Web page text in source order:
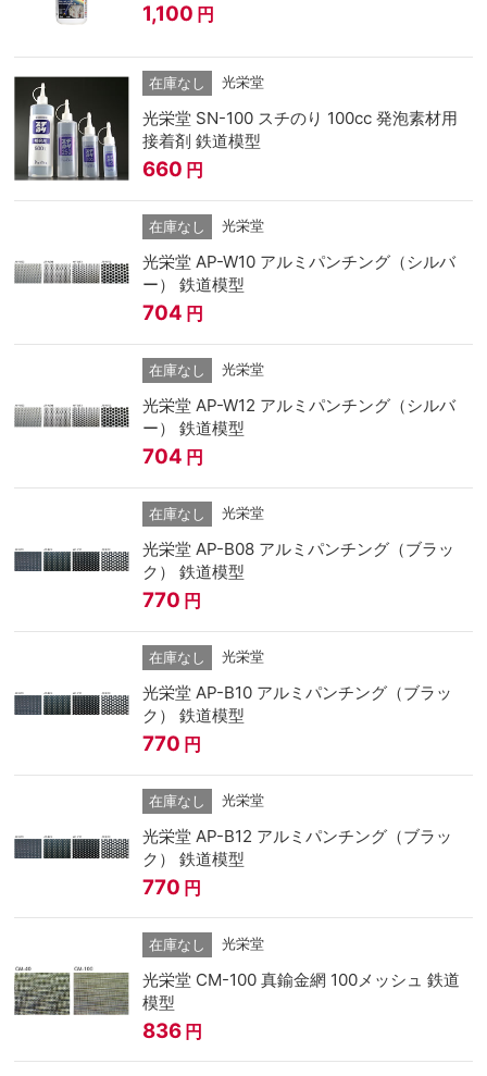
1,100 円
在庫なし 光栄堂
光栄堂 SN-100 スチのり 100cc 発泡素材用
接着剤 鉄道模型
660 円
在庫なし 光栄堂
光栄堂 AP-W10 アルミパンチング（シルバ
ー） 鉄道模型
704 円
在庫なし 光栄堂
光栄堂 AP-W12 アルミパンチング（シルバ
ー） 鉄道模型
704 円
在庫なし 光栄堂
光栄堂 AP-B08 アルミパンチング（ブラッ
ク） 鉄道模型
770 円
在庫なし 光栄堂
光栄堂 AP-B10 アルミパンチング（ブラッ
ク） 鉄道模型
770 円
在庫なし 光栄堂
光栄堂 AP-B12 アルミパンチング（ブラッ
ク） 鉄道模型
770 円
在庫なし 光栄堂
光栄堂 CM-100 真鍮金網 100メッシュ 鉄道
模型
836 円